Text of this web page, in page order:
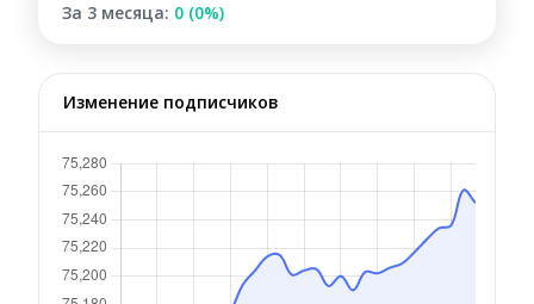
За 3 месяца: 0 (0%)
Изменение подписчиков